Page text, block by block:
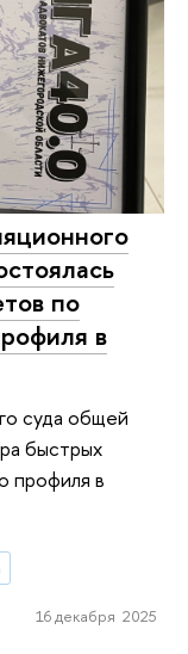
по
в
суда общей
быстрых
профиля в
16 декабря 2025